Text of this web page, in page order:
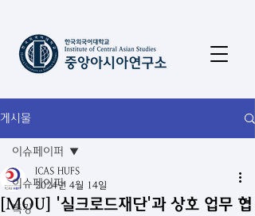
게시물
이슈페이퍼
특강
이슈페이퍼
[MOU] '실크로드재단'과 상호 업무 협
ICAS HUFS
2024년 4월 14일